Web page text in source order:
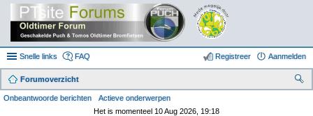
Snelle links FAQ Aanmelden
Registreer
Forumoverzicht
Onbeantwoorde berichten
Actieve onderwerpen
Het is momenteel 10 Aug 2026, 19:18